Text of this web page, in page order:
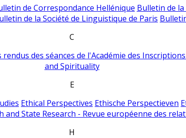
de Correspondance Hellénique Bulletin de
de la Société de Linguistique de Paris
C
rendus des séances de l'Académie des
and Spirituality
E
Ethical Perspectives Ethische Perspectieven
and State Research - Revue européenne des
H